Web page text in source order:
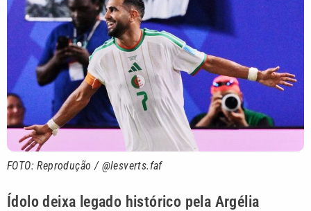
FOTO: Reprodução / @lesverts.faf
Ídolo deixa legado histórico pela Argélia